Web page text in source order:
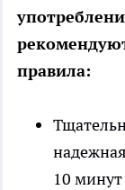
правила:
10